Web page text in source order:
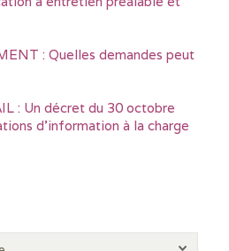
: Quelles demandes peut
: Un décret du 30 octobre
d’information à la charge